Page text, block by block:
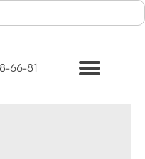
с 8:00 до 19:00
66-81